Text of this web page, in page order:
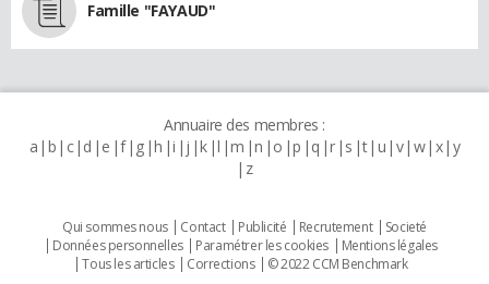
Famille "FAYAUD"
Annuaire des membres :
a b c d e f g h i j k l m n o p q r s t u v w x y
z
Qui sommes nous Contact Publicité Recrutement
Societé
Données personnelles
Paramétrer les cookies
Mentions légales
Tous les articles
Corrections © 2022 CCM Benchmark